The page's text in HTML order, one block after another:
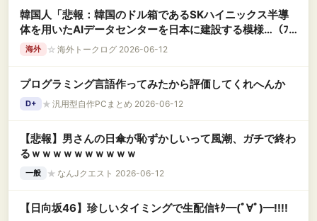
韓国人「悲報：韓国のドル箱であるSKハイニックス半導
体を用いたAIデータセンターを日本に建設する模様…（ﾌﾞ
ﾙﾌﾞﾙ」＝韓国の反応
海外 ☆ 海外トークログ 2026-06-12
プログラミング言語作ってみたから評価してくれへんか
D+ ★ 汎用型自作PCまとめ 2026-06-12
【悲報】男さんの日傘が恥ずかしいって風潮、ガチで終わ
るｗｗｗｗｗｗｗｗｗｗ
一般 ★ なんJクエスト 2026-06-12
【日向坂46】珍しいタイミングで生配信ｷﾀ━(ﾟ∀ﾟ)━!!!!